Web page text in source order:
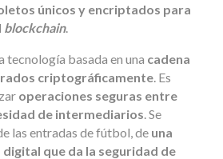
únicos y encriptados para
blockchain.
tecnología basada en una cadena
criptográficamente . Es
operaciones seguras entre
de intermediarios . Se
las entradas de fútbol, de una
digital que da la seguridad de